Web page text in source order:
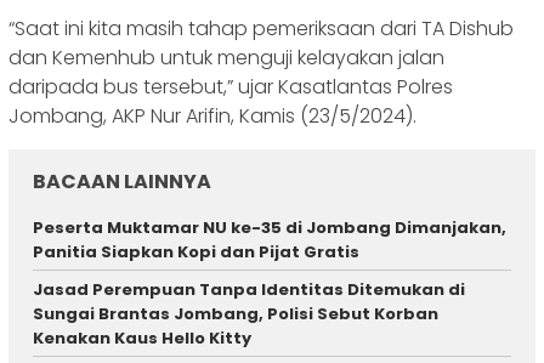
“Saat ini kita masih tahap pemeriksaan dari TA Dishub
dan Kemenhub untuk menguji kelayakan jalan
daripada bus tersebut,” ujar Kasatlantas Polres
Jombang, AKP Nur Arifin, Kamis (23/5/2024).
BACAAN LAINNYA
Peserta Muktamar NU ke-35 di Jombang Dimanjakan,
Panitia Siapkan Kopi dan Pijat Gratis
Jasad Perempuan Tanpa Identitas Ditemukan di
Sungai Brantas Jombang, Polisi Sebut Korban
Kenakan Kaus Hello Kitty